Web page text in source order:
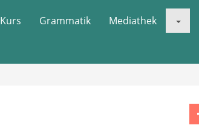
Kurs Grammatik Mediathek